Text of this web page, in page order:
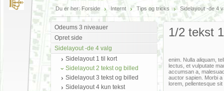
Du er her: Forside Internt Tips og tricks Sidelayout -de 4
Odeums 3 niveauer
Opret side
Sidelayout -de 4 valg
Sidelayout 1 til kort
Sidelayout 2 tekst og billed
Sidelayout 3 tekst og billed
Sidelayout 4 kun tekst
1/2 tekst
enim. Nulla aliquam,
lectus, et vulputate
accumsan a,
auctor sapien. Morbi
lorem, pellentesque